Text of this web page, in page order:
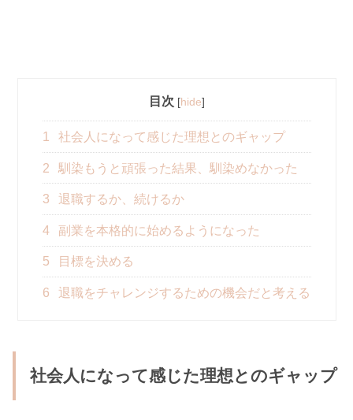
目次 [hide]
1 社会人になって感じた理想とのギャップ
2 馴染もうと頑張った結果、馴染めなかった
3 退職するか、続けるか
4 副業を本格的に始めるようになった
5 目標を決める
6 退職をチャレンジするための機会だと考える
社会人になって感じた理想とのギャップ